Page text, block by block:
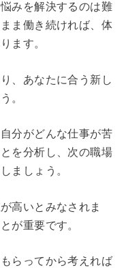
みを解決するのは難
ま働き続ければ、体
ます。
、あなたに合う新し
。
分がどんな仕事が苦
を分析し、次の職場
ましょう。
高いとみなされま
が重要です。
らってから考えれば